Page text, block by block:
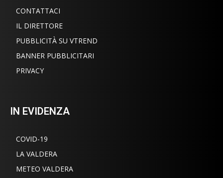
CONTATTACI
IL DIRETTORE
PUBBLICITÀ SU VTREND
BANNER PUBBLICITARI
PRIVACY
IN EVIDENZA
COVID-19
LA VALDERA
METEO VALDERA